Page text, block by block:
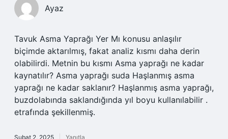
Ayaz
Tavuk Asma Yaprağı Yer Mı konusu anlaşılır
biçimde aktarılmış, fakat analiz kısmı daha derin
olabilirdi. Metnin bu kısmı Asma yaprağı ne kadar
kaynatılır? Asma yaprağı suda Haşlanmış asma
yaprağı ne kadar saklanır? Haşlanmış asma yaprağı,
buzdolabında saklandığında yıl boyu kullanılabilir .
etrafında şekillenmiş.
Şubat 2, 2025 Yanıtla